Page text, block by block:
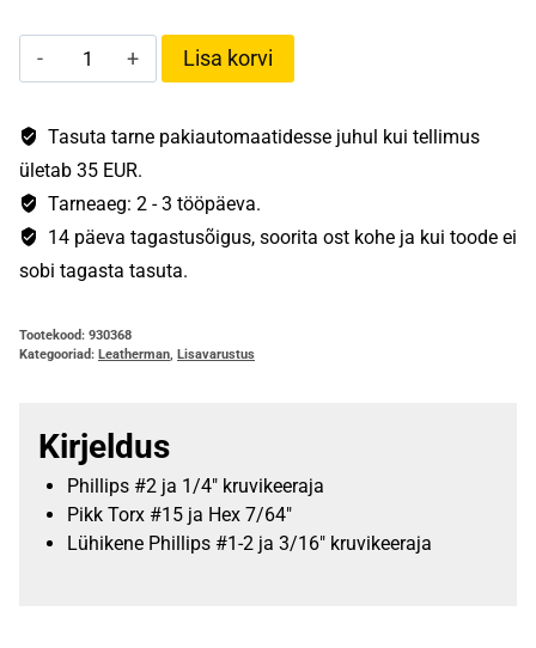
Leatherman
MUT
KIT
kogus
Lisa korvi
Tasuta tarne pakiautomaatidesse juhul kui tellimus
ületab 35 EUR.
Tarneaeg: 2 - 3 tööpäeva.
14 päeva tagastusõigus, soorita ost kohe ja kui toode ei
sobi tagasta tasuta.
Tootekood: 930368
Kategooriad: Leatherman, Lisavarustus
Kirjeldus
Phillips #2 ja 1/4″ kruvikeeraja
Pikk Torx #15 ja Hex 7/64″
Lühikene Phillips #1-2 ja 3/16″ kruvikeeraja